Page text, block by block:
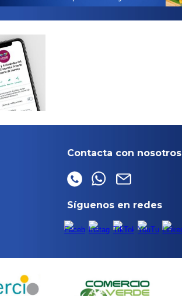
Contacta con nosotros
Síguenos en redes